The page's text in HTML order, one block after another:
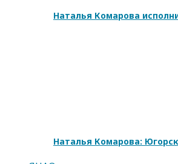
Наталья Комарова
Наталья Комарова: